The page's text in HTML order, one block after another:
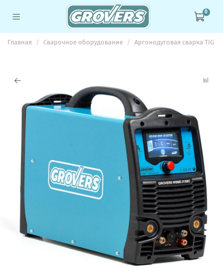
0
Главная Сварочное оборудование Аргонодуговая сварка TIG